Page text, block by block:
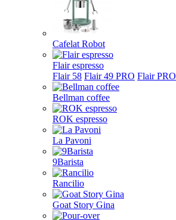
Cafelat Robot
Flair espresso
Flair 58 Flair 49 PRO Flair PRO
Bellman coffee
ROK espresso
La Pavoni
9Barista
Rancilio
Goat Story Gina